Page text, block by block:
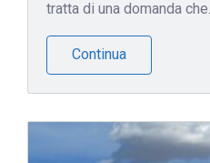
tratta di una domanda che…
Continua